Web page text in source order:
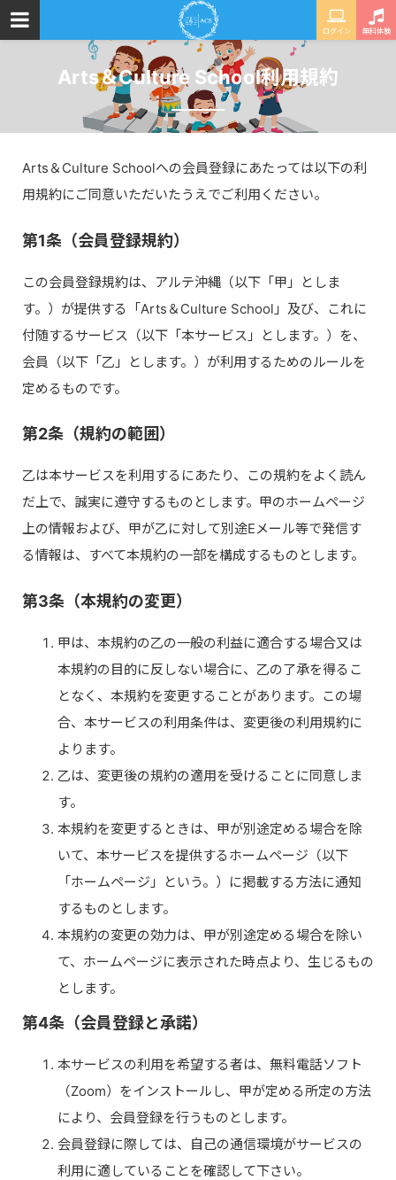
ログイン 無料体験
Arts＆Culture School利用規約
Arts＆Culture Schoolへの会員登録にあたっては以下の利
用規約にご同意いただいたうえでご利用ください。
第1条（会員登録規約）
この会員登録規約は、アルテ沖縄（以下「甲」としま
す。）が提供する「Arts＆Culture School」及び、これに
付随するサービス（以下「本サービス」とします。）を、
会員（以下「乙」とします。）が利用するためのルールを
定めるものです。
第2条（規約の範囲）
乙は本サービスを利用するにあたり、この規約をよく読ん
だ上で、誠実に遵守するものとします。甲のホームページ
上の情報および、甲が乙に対して別途Eメール等で発信す
る情報は、すべて本規約の一部を構成するものとします。
第3条（本規約の変更）
甲は、本規約の乙の一般の利益に適合する場合又は
本規約の目的に反しない場合に、乙の了承を得るこ
となく、本規約を変更することがあります。この場
合、本サービスの利用条件は、変更後の利用規約に
よります。
乙は、変更後の規約の適用を受けることに同意しま
す。
本規約を変更するときは、甲が別途定める場合を除
いて、本サービスを提供するホームページ（以下
「ホームページ」という。）に掲載する方法に通知
するものとします。
本規約の変更の効力は、甲が別途定める場合を除い
て、ホームページに表示された時点より、生じるもの
とします。
第4条（会員登録と承諾）
本サービスの利用を希望する者は、無料電話ソフト
（Zoom）をインストールし、甲が定める所定の方法
により、会員登録を行うものとします。
会員登録に際しては、自己の通信環境がサービスの
利用に適していることを確認して下さい。